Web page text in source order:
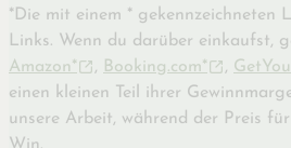
*Die mit einem * gekennzeichneten
Links. Wenn du darüber einkaufst,
Amazon*
, Booking.com* ,
einen kleinen Teil ihrer
unsere Arbeit, während der Preis